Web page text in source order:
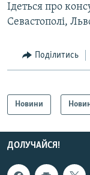
Ідеться про
Севастополі,
Поділитись
Новини
ДОЛУЧАЙСЯ!